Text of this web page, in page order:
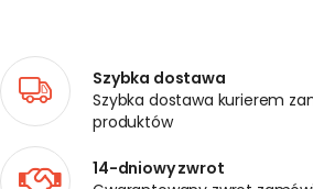
Szybka dostawa
Szybka dostawa kurierem
produktów
14-dniowy zwrot